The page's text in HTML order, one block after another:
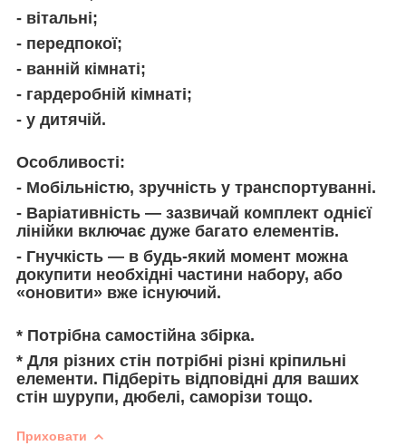
- вітальні;
- передпокої;
- ванній кімнаті;
- гардеробній кімнаті;
- у дитячій.
Особливості:
- Мобільністю, зручність у транспортуванні.
- Варіативність — зазвичай комплект однієї
лінійки включає дуже багато елементів.
- Гнучкість — в будь-який момент можна
докупити необхідні частини набору, або
«оновити» вже існуючий.
* Потрібна самостійна збірка.
* Для різних стін потрібні різні кріпильні
елементи. Підберіть відповідні для ваших
стін шурупи, дюбелі, саморізи тощо.
Приховати